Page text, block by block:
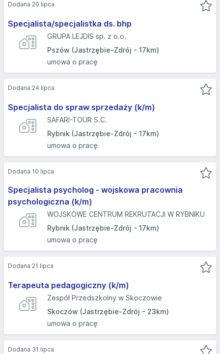
Specjalista/specjalistka ds. bhp
GRUPA LEJDIS sp. z o.o.
Pszów (Jastrzębie-Zdrój - 17km)
umowa o pracę
Dodana 20 lipca
Specjalista do spraw sprzedaży (k/m)
SAFARI-TOUR S.C.
Rybnik (Jastrzębie-Zdrój - 17km)
umowa o pracę
Dodana 24 lipca
Specjalista psycholog - wojskowa pracownia
psychologiczna (k/m)
WOJSKOWE CENTRUM REKRUTACJI W RYBNIKU
Rybnik (Jastrzębie-Zdrój - 17km)
umowa o pracę
Dodana 10 lipca
Terapeuta pedagogiczny (k/m)
Zespół Przedszkolny w Skoczowie
Skoczów (Jastrzębie-Zdrój - 23km)
umowa o pracę
Dodana 21 lipca
Dodana 31 lipca